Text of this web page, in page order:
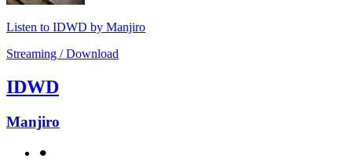
Listen to IDWD by Manjiro
Streaming / Download
IDWD
Manjiro
⚫︎